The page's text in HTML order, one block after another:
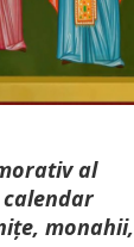
al
monahii,